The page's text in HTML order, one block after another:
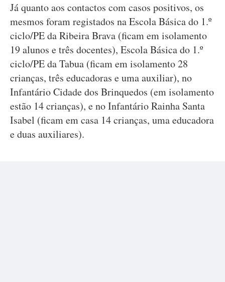
Já quanto aos contactos com casos positivos, os
mesmos foram registados na Escola Básica do 1.º
ciclo/PE da Ribeira Brava (ficam em isolamento
19 alunos e três docentes), Escola Básica do 1.º
ciclo/PE da Tabua (ficam em isolamento 28
crianças, três educadoras e uma auxiliar), no
Infantário Cidade dos Brinquedos (em isolamento
estão 14 crianças), e no Infantário Rainha Santa
Isabel (ficam em casa 14 crianças, uma educadora
e duas auxiliares).